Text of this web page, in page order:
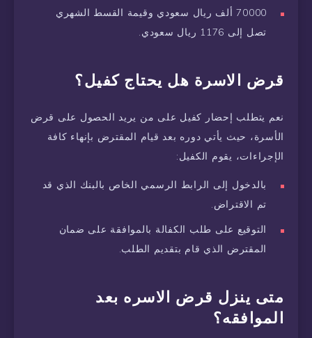
70000 ألف ريال سعودي وقيمة القسط الشهري
تصل إلى 1176 ريال سعودي.
قرض الاسرة هل يحتاج كفيل؟
نعم يتطلب إحضار كفيل على من يريد الحصول على قرض
الأسرة، حيث يأتي دوره بعد قيام المقترض بإنهاء كافة
الإجراءات، يقوم الكفيل:
بالدخول إلى الرابط الرسمي الخاص بالبنك الذي قد
تم الاقتراض.
التوقيع على طلب الكفالة بالموافقة على ضمان
المقترض الذي قام بتقديم الطلب.
متى ينزل قرض الاسره بعد
الموافقه؟